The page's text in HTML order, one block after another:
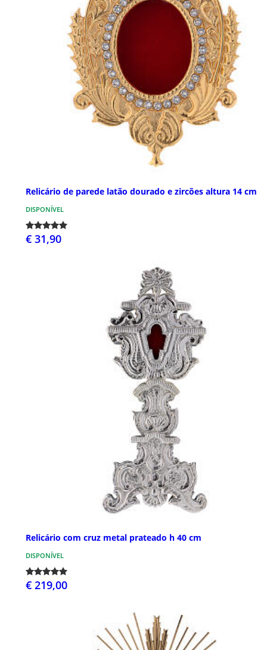
Relicário de parede latão dourado e zircões altura 14 cm
DISPONÍVEL
€ 31,90
Relicário com cruz metal prateado h 40 cm
DISPONÍVEL
€ 219,00